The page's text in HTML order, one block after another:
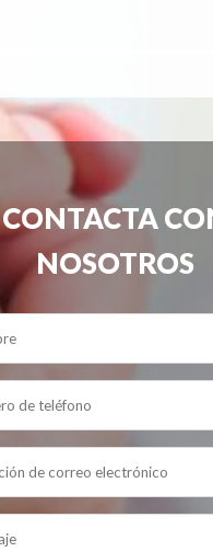
CONTACTA
NOSOTROS